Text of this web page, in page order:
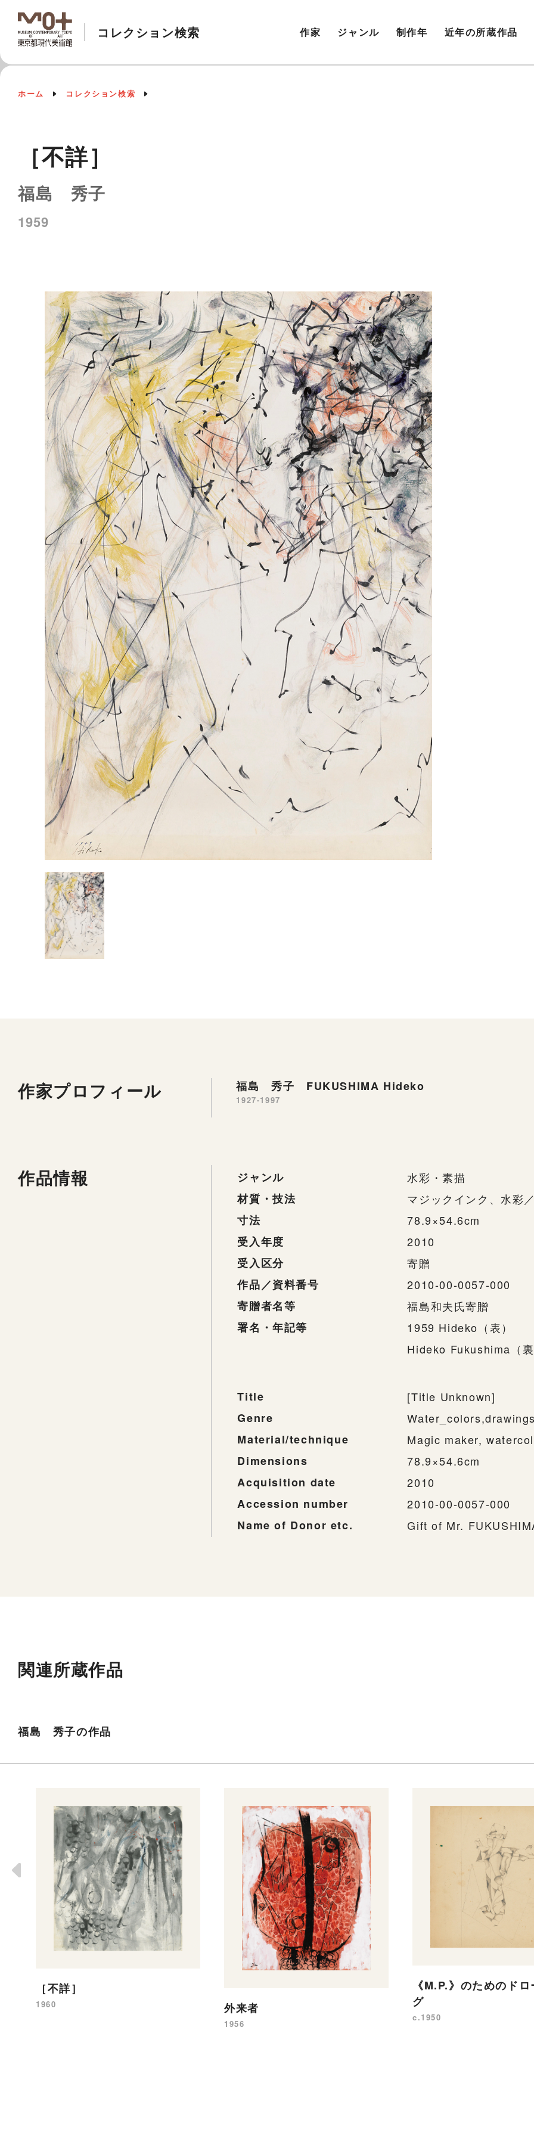
コレクション検索 作家 ジャンル 制作年 近年の所蔵作品
ホーム コレクション検索
［不詳］
福島 秀子
1959
作家プロフィール 福島 秀子 FUKUSHIMA Hideko
1927-1997
作品情報 ジャンル
水彩・素描
材質・技法
マジックインク、水彩
寸法
78.9×54.6cm
受入年度
2010
受入区分
寄贈
作品／資料番号
2010-00-0057-000
寄贈者名等
福島和夫氏寄贈
署名・年記等
1959 Hideko（表）
Hideko Fukushima（
Title
[Title Unknown]
Genre
Material/technique
Magic maker,
Dimensions
78.9×54.6cm
Acquisition date
2010
Accession number
2010-00-0057-000
Name of Donor etc.
Gift of Mr.
関連所蔵作品
福島 秀子の作品
［不詳］
1960 外来者
1956
《M.P.》のためのド
グ
c.1950